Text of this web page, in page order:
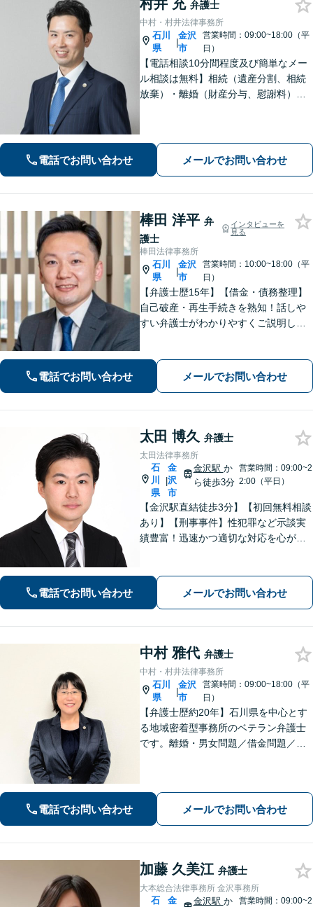
村井 充 弁護士
中村・村井法律事務所
石川
県
|
金沢
市
営業時間：09:00~18:00（平
日）
【電話相談10分間程度及び簡単なメー
ル相談は無料】相続（遺産分割、相続
放棄）・離婚（財産分与、慰謝料）・
やすい言葉での説明を心がけていま
す。
電話でお問い合わせ メールでお問い合わせ
棒田 洋平 弁
護士
インタビューを
見る
棒田法律事務所
石川
県
|
金沢
市
営業時間：10:00~18:00（平
日）
【弁護士歴15年】【借金・債務整理】
自己破産・再生手続きを熟知！話しや
すい弁護士がわかりやすくご説明しま
電話でお問い合わせ メールでお問い合わせ
太田 博久 弁護士
太田法律事務所
石
川
県
|
金
沢
市
金沢駅 か
ら徒歩3分
営業時間：09:00~2
2:00（平日）
【金沢駅直結徒歩3分】【初回無料相談
あり】【刑事事件】性犯罪など示談実
績豊富！迅速かつ適切な対応を心がけ
対応で、適切な解決へと導きます。
電話でお問い合わせ メールでお問い合わせ
中村 雅代 弁護士
中村・村井法律事務所
石川
県
|
金沢
市
営業時間：09:00~18:00（平
日）
【弁護士歴約20年】石川県を中心とす
る地域密着型事務所のベテラン弁護士
です。離婚・男女問題／借金問題／刑
電話でお問い合わせ メールでお問い合わせ
加藤 久美江 弁護士
大本総合法律事務所 金沢事務所
石
金
金沢駅 か
営業時間：09:00~2